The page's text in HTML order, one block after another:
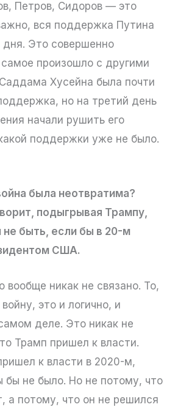
Петров, Сидоров — это
вся поддержка Путина
дня. Это совершенно
произошло с другими
Хусейна была почти
но на третий день
начали рушить его
поддержки уже не было.
была неотвратима?
подыгрывая Трампу,
не быть, если бы в 20-м
США.
никак не связано. То,
это и логично, и
деле. Это никак не
Трамп пришел к власти.
к власти в 2020-м,
бы не было. Но не потому, что
а потому, что он не решился